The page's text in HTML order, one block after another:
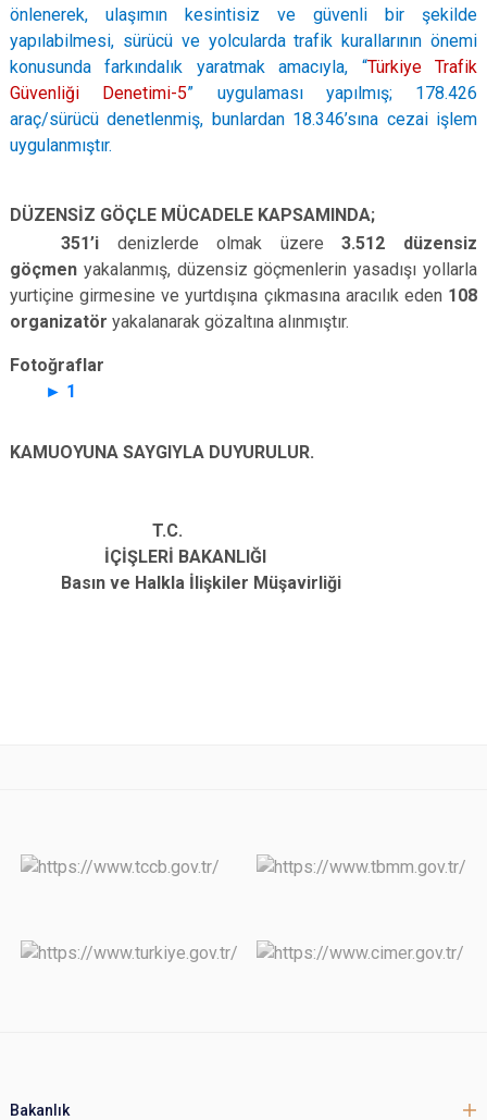
önlenerek, ulaşımın kesintisiz ve güvenli bir şekilde
yapılabilmesi, sürücü ve yolcularda trafik kurallarının önemi
konusunda farkındalık yaratmak amacıyla, “Türkiye Trafik
Güvenliği Denetimi-5” uygulaması yapılmış; 178.426
araç/sürücü denetlenmiş, bunlardan 18.346’sına cezai işlem
uygulanmıştır.
DÜZENSİZ GÖÇLE MÜCADELE KAPSAMINDA;
351’i denizlerde olmak üzere3.512
düzensiz
göçmen yakalanmış, düzensiz göçmenlerin yasadışı yollarla
yurtiçine girmesine ve yurtdışına çıkmasına aracılık eden 108
organizatör yakalanarak gözaltına alınmıştır.
Fotoğraflar
► 1
KAMUOYUNA SAYGIYLA DUYURULUR.
T.C.
İÇİŞLERİ BAKANLIĞI
Basın ve Halkla İlişkiler Müşavirliği
Bakanlık